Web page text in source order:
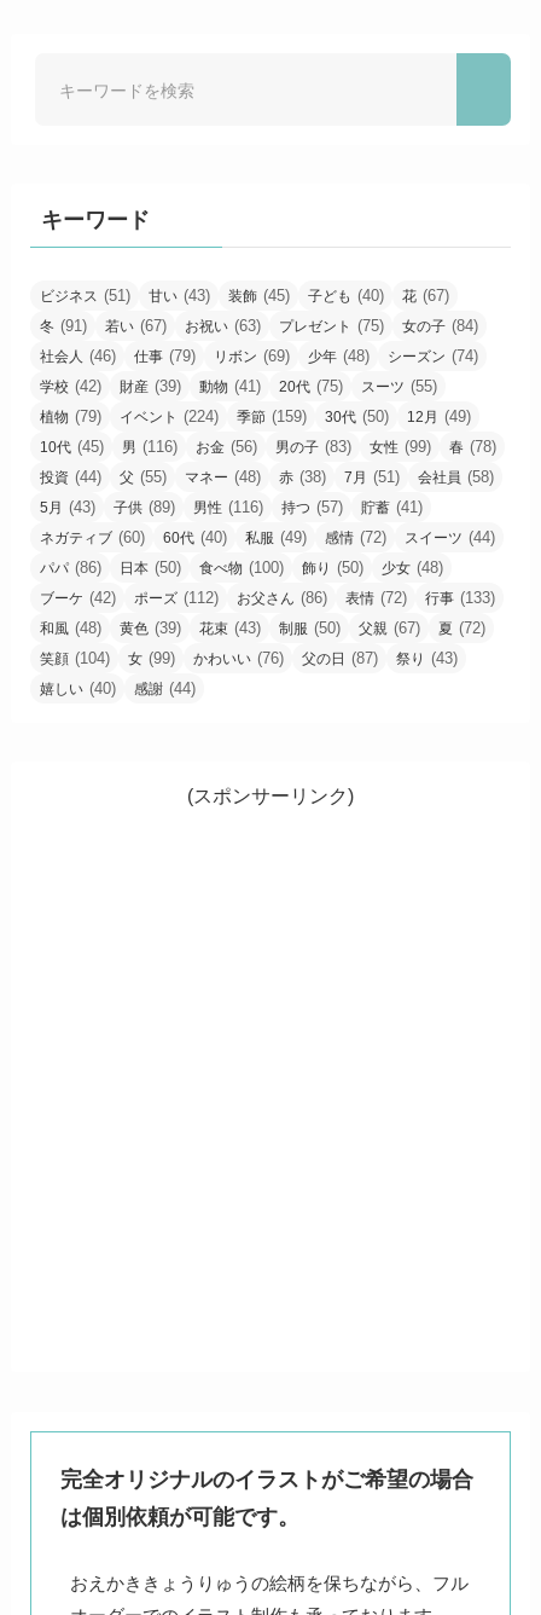
キーワード
ビジネス (51) 甘い (43) 装飾 (45) 子ども (40) 花 (67)
冬 (91) 若い (67) お祝い (63) プレゼント (75) 女の子 (84)
社会人 (46) 仕事 (79) リボン (69) 少年 (48) シーズン (74)
学校 (42) 財産 (39) 動物 (41) 20代 (75) スーツ (55)
植物 (79) イベント (224) 季節 (159) 30代 (50) 12月 (49)
10代 (45) 男 (116) お金 (56) 男の子 (83) 女性 (99) 春 (78)
投資 (44) 父 (55) マネー (48) 赤 (38) 7月 (51) 会社員 (58)
5月 (43) 子供 (89) 男性 (116) 持つ (57) 貯蓄 (41)
ネガティブ (60) 60代 (40) 私服 (49) 感情 (72) スイーツ (44)
パパ (86) 日本 (50) 食べ物 (100) 飾り (50) 少女 (48)
ブーケ (42) ポーズ (112) お父さん (86) 表情 (72) 行事 (133)
和風 (48) 黄色 (39) 花束 (43) 制服 (50) 父親 (67) 夏 (72)
笑顔 (104) 女 (99) かわいい (76) 父の日 (87) 祭り (43)
嬉しい (40) 感謝 (44)
(スポンサーリンク)
完全オリジナルのイラストがご希望の場合
は個別依頼が可能です。
おえかききょうりゅうの絵柄を保ちながら、フル